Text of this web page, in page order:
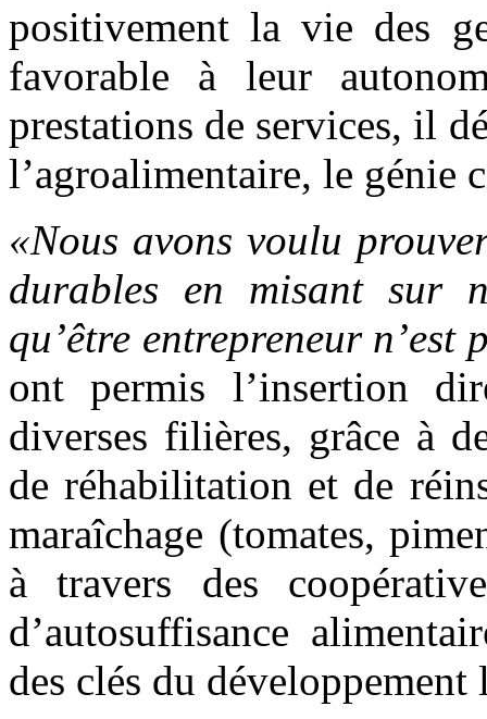
positivement la vie des
favorable à leur
prestations de services, il
l’agroalimentaire, le
«Nous avons voulu
durables en misant sur
qu’être entrepreneur n’est
ont permis l’insertion
diverses filières, grâce à
de réhabilitation et de
maraîchage (tomates,
à travers des
d’autosuffisance
des clés du développement